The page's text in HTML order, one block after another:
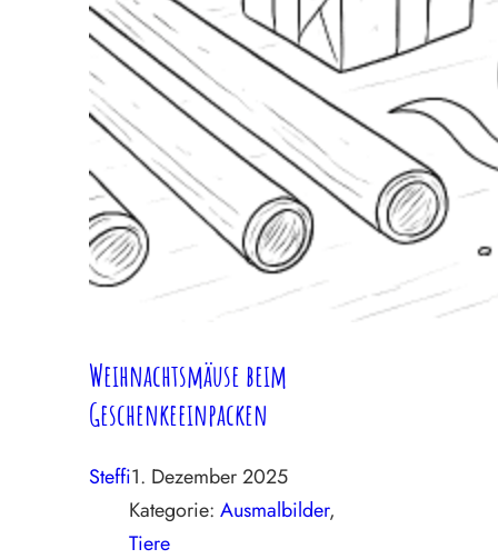
Weihnachtsmäuse beim
Geschenkeeinpacken
Steffi1. Dezember 2025
Kategorie: Ausmalbilder
Tiere